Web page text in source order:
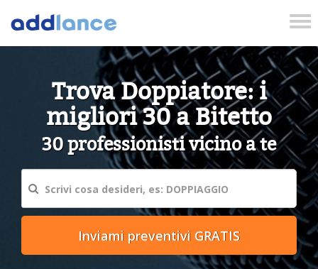
Trova Doppiatore: i
migliori 30 a Bitetto
30 professionisti vicino a te